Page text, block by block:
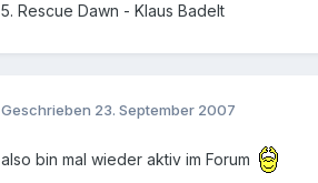
5. Rescue Dawn - Klaus Badelt
Geschrieben 23. September 2007
also bin mal wieder aktiv im Forum